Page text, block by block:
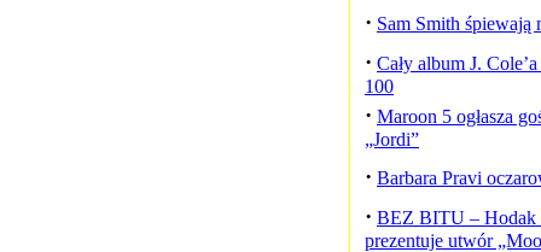
· Sam Smith śpiewają
· Cały album J.
100
· Maroon 5 ogłasza
„Jordi”
· Barbara Pravi
· BEZ BITU – Hodak
prezentuje utwór